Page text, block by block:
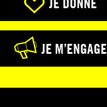
JE M’ENGAGE